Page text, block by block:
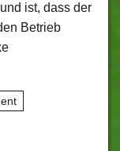
ist, dass der
Betrieb